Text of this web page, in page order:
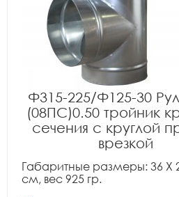
Ф315-225/Ф125-30
(08ПС)0.50 тройник
сечения с круглой
врезкой
Габаритные размеры: 36 X
см, вес 925 гр.